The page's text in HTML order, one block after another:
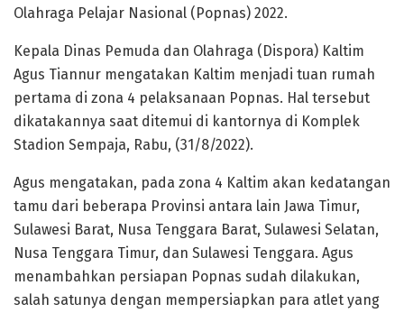
Olahraga Pelajar Nasional (Popnas) 2022.
Kepala Dinas Pemuda dan Olahraga (Dispora) Kaltim
Agus Tiannur mengatakan Kaltim menjadi tuan rumah
pertama di zona 4 pelaksanaan Popnas. Hal tersebut
dikatakannya saat ditemui di kantornya di Komplek
Stadion Sempaja, Rabu, (31/8/2022).
Agus mengatakan, pada zona 4 Kaltim akan kedatangan
tamu dari beberapa Provinsi antara lain Jawa Timur,
Sulawesi Barat, Nusa Tenggara Barat, Sulawesi Selatan,
Nusa Tenggara Timur, dan Sulawesi Tenggara. Agus
menambahkan persiapan Popnas sudah dilakukan,
salah satunya dengan mempersiapkan para atlet yang